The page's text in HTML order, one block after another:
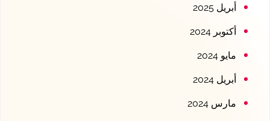
أبريل 2025
أكتوبر 2024
مايو 2024
أبريل 2024
مارس 2024